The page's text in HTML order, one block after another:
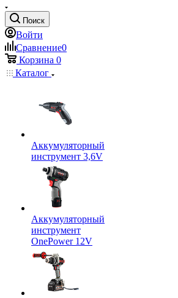
Поиск
Войти
Сравнение0
Корзина 0
Каталог
Аккумуляторный
инструмент 3,6V
Аккумуляторный
инструмент
OnePower 12V